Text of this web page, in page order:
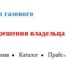
владельца
Каталог Прайс-